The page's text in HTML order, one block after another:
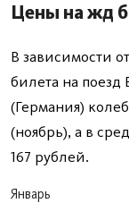
Цены на жд
В зависимости
билета на
(Германия)
(ноябрь), а в
167 рублей.
Январь